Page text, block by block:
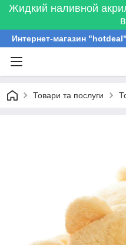
Жидкий наливной
Интернет-магазин "hotdeal"
Товари та послуги